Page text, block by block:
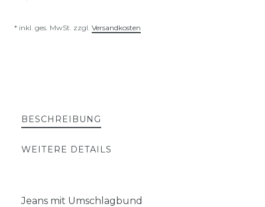
* inkl. ges. MwSt. zzgl. Versandkosten
BESCHREIBUNG
WEITERE DETAILS
Jeans mit Umschlagbund